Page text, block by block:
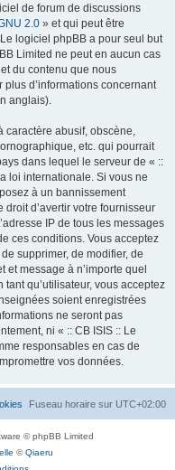
de forum de discussions
2.0 » et qui peut être
logiciel phpBB a pour seul but
Limited ne peut en aucun cas
du contenu que nous
plus d’informations concernant
anglais).
caractère abusif, obscène,
etc. qui pourrait
dans lequel le serveur de « ::
loi internationale. Si vous ne
à un bannissement
d’avertir votre fournisseur
IP de tous les messages
ces conditions. Vous acceptez
supprimer, de modifier, de
message à n’importe quel
qu’utilisateur, vous acceptez
soient enregistrées
ne seront pas
ni « :: CB ISIS :: Le
responsables en cas de
vos données.
Fuseau horaire sur UTC+02:00
© phpBB Limited
©Qiaeru